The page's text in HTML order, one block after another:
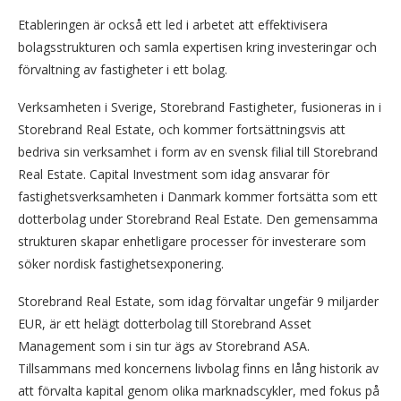
Etableringen är också ett led i arbetet att effektivisera
bolagsstrukturen och samla expertisen kring investeringar och
förvaltning av fastigheter i ett bolag.
Verksamheten i Sverige, Storebrand Fastigheter, fusioneras in i
Storebrand Real Estate, och kommer fortsättningsvis att
bedriva sin verksamhet i form av en svensk filial till Storebrand
Real Estate. Capital Investment som idag ansvarar för
fastighetsverksamheten i Danmark kommer fortsätta som ett
dotterbolag under Storebrand Real Estate. Den gemensamma
strukturen skapar enhetligare processer för investerare som
söker nordisk fastighetsexponering.
Storebrand Real Estate, som idag förvaltar ungefär 9 miljarder
EUR, är ett helägt dotterbolag till Storebrand Asset
Management som i sin tur ägs av Storebrand ASA.
Tillsammans med koncernens livbolag finns en lång historik av
att förvalta kapital genom olika marknadscykler, med fokus på